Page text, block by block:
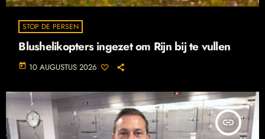
STOP DE PERSEN
Blushelikopters ingezet om Rijn bij te vullen
today 10 AUGUSTUS 2026
insert_link